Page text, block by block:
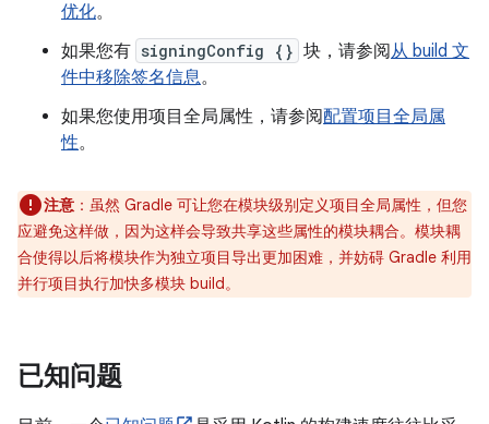
优化。
如果您有 signingConfig {} 块，请参阅从 build 文
件中移除签名信息。
如果您使用项目全局属性，请参阅配置项目全局属
性。
注意 ：虽然 Gradle 可让您在模块级别定义项目全局属性，但您
应避免这样做，因为这样会导致共享这些属性的模块耦合。模块耦
合使得以后将模块作为独立项目导出更加困难，并妨碍 Gradle 利用
并行项目执行加快多模块 build。
已知问题